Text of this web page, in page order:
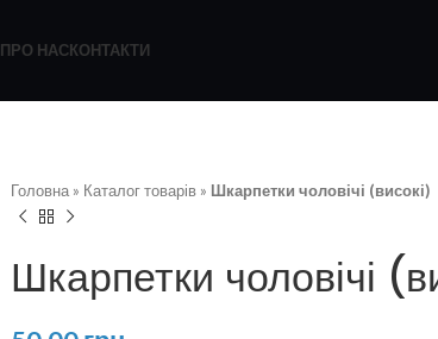
ПРО НАСКОНТАКТИ
Головна » Каталог товарів » Шкарпетки чоловічі (високі)
Шкарпетки чоловічі